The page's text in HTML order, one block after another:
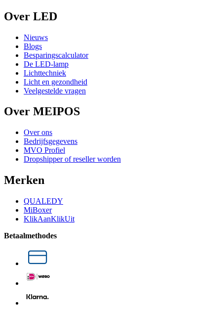
Over LED
Nieuws
Blogs
Besparingscalculator
De LED-lamp
Lichttechniek
Licht en gezondheid
Veelgestelde vragen
Over MEIPOS
Over ons
Bedrijfsgegevens
MVO Profiel
Dropshipper of reseller worden
Merken
QUALEDY
MiBoxer
KlikAanKlikUit
Betaalmethodes